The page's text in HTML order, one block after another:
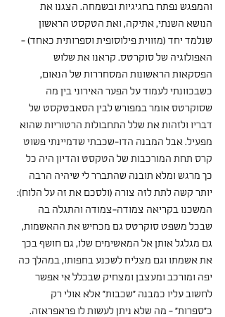
והמפגש נפתח בחגיגיות ובשמחה. הצגנו את
הנושא השנתי, אתיקה, ואת הטקסט הראשון
שנלמד יחד (מזווית פילוסופית וספרותית כאחד) -
האפולוגיה של סוקרטס. קראנו את שלוש
הפסקאות הראשונות המסחררות של הנאום,
כשבכוונתי לעמוד על הפער האירוני בין מה
שסוקרטס אומר במפורש לבין הסאבטקסט של
דבריו ולזהות את שלל התחבולות הרטוריות שהוא
מפעיל. אבל המבנה הדו-שכבתי שדמיינתי פשוט
קרס תחת המורכבות של הטקסט והדיון היה כל
כך מרגש ומלא תובנה שהתברר לי שיהיה הרבה
יותר קשה לתת לזה צורה (ולסכם את זה על הלוח):
המשכנו בקריאה צמודה-צמודה והתגלה בה
שבכל משפט סוקרטס גם מכחיש את ההאשמות,
גם מגלגל אותן אל המאשימים שלו, גם חושף בכך
את אשמתו וגם מצליח לשכנע בחפותו, במהלך כה
יפה ומורכב ומעצבן ומצחיק שבכלל אי אפשר
לחשוב עליו כמבנה "שכבות" אלא אולי רק
כ"ספרות" - מה שלא ניתן לעשות לו פראפראזה.